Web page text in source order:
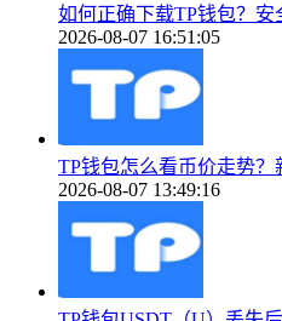
如何正确下载TP钱包？
2026-08-07 16:51:05
TP钱包怎么看币价走势
2026-08-07 13:49:16